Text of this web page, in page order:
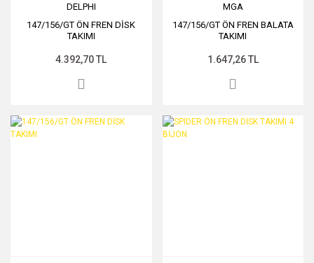
DELPHI
147/156/GT ÖN FREN DİSK
TAKIMI
4.392,70 TL
MGA
147/156/GT ÖN FREN BALATA
TAKIMI
1.647,26 TL